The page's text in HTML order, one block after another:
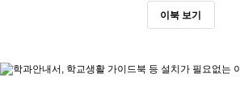
이북 보기